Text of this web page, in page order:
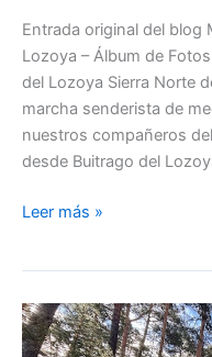
Entrada original del blog
Lozoya – Álbum de
del Lozoya Sierra Norte
marcha senderista de
nuestros compañeros
desde Buitrago del
Marcha
del
Lozoya
Leer más »